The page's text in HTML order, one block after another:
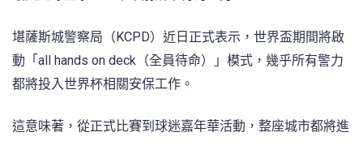
堪薩斯城警察局（KCPD）近日正式表示，世界盃期間將啟
動「all hands on deck（全員待命）」模式，幾乎所有警力
都將投入世界杯相關安保工作。
這意味著，從正式比賽到球迷嘉年華活動，整座城市都將進